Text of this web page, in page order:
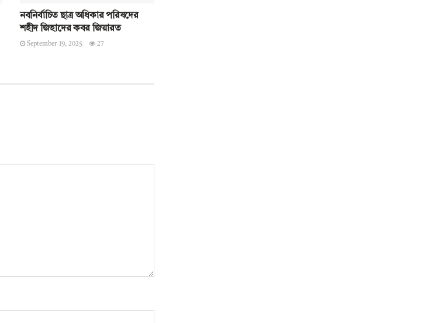
নবনির্বাচিত ছাত্র অধিকার পরিষদের
শহীদ জিহাদের কবর জিয়ারত
September 19, 2025 27